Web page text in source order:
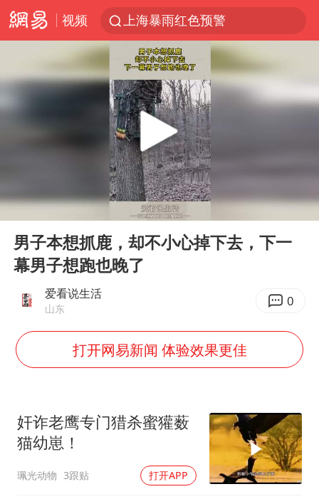
视频
上海暴雨红色预警
周星驰母亲现身香港路演现场
王传君 《披荆斩棘》
上海有出现龙卷潜势
上门女婿出轨女邻居多年被判重婚罪
以军士兵把枪口对准中国记者
2025年小学教师减少13.19万
上海大部迎大暴雨
构建更高水平的全民健身公共服务体系
Play
00:00 00:10
男子本想抓鹿，却不小心掉下去，下一
幕男子想跑也晚了
爱看说生活
山东 0
打开网易新闻 体验效果更佳
奸诈老鹰专门猎杀蜜獾薮
猫幼崽！
珮光动物 3跟贴 打开APP